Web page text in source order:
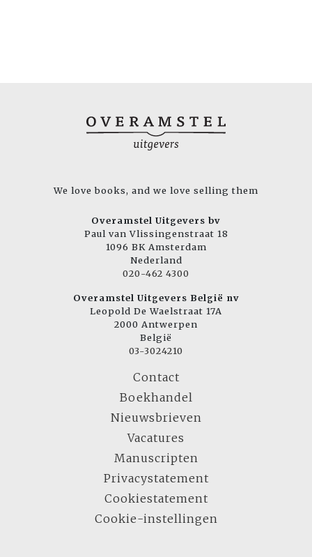
We love books, and we love selling them
Overamstel Uitgevers bv
Paul van Vlissingenstraat 18
1096 BK Amsterdam
Nederland
020-462 4300
Overamstel Uitgevers België nv
Leopold De Waelstraat 17A
2000 Antwerpen
België
03-3024210
Contact
Boekhandel
Nieuwsbrieven
Vacatures
Manuscripten
Privacystatement
Cookiestatement
Cookie-instellingen